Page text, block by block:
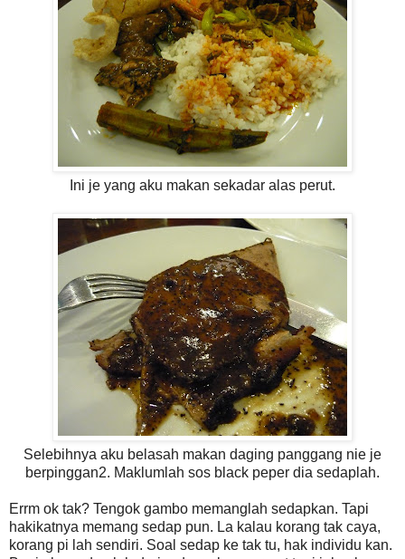
Ini je yang aku makan sekadar alas perut.
Selebihnya aku belasah makan daging panggang nie je
berpinggan2. Maklumlah sos black peper dia sedaplah.
Errm ok tak? Tengok gambo memanglah sedapkan. Tapi
hakikatnya memang sedap pun. La kalau korang tak caya,
korang pi lah sendiri. Soal sedap ke tak tu, hak individu kan.